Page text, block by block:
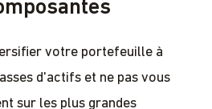
votre portefeuille à
d'actifs et ne pas vous
sur les plus grandes